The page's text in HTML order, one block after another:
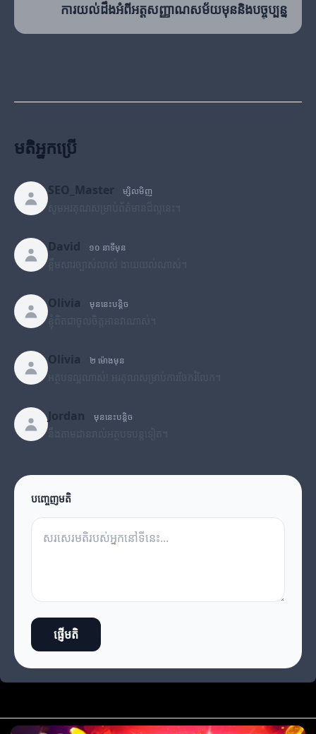
ការយល់ដឹងអំពីអត្តសញ្ញាណសម័យមុននិងបច្ចុប្បន្ន
មតិអ្នកប្រើ
SEO_Master ម្សិលមិញ
David ១០ នាទីមុន
Olivia មុននេះបន្តិច
Olivia ២ ម៉ោងមុន
Jordan មុននេះបន្តិច
បញ្ចេញមតិ
ផ្ញើមតិ